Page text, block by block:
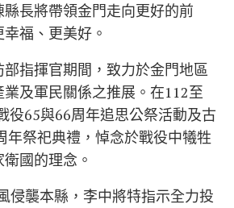
長將帶領金門走向更好的前
福、更美好。
指揮官期間，致力於金門地區
及軍民關係之推展。在112至
役65與66周年追思公祭活動及古
年祭祀典禮，悼念於戰役中犧牲
國的理念。
侵襲本縣，李中將特指示全力投